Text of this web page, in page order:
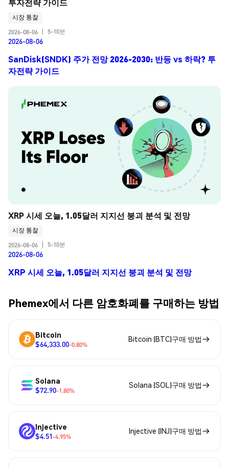
투자전략 가이드
시장 통찰
2026-08-06
5-10분
2026-08-06
SanDisk(SNDK) 주가 전망 2026-2030: 반등 vs 하락? 투
자전략 가이드
XRP 시세 오늘, 1.05달러 지지선 붕괴 분석 및 전망
시장 통찰
2026-08-06
5-10분
2026-08-06
XRP 시세 오늘, 1.05달러 지지선 붕괴 분석 및 전망
Phemex에서 다른 암호화폐를 구매하는 방법
Bitcoin
$64,333.00-0.80%
Bitcoin (BTC)구매 방법
Solana
$72.90-1.80%
Solana (SOL)구매 방법
Injective
$4.51-4.95%
Injective (INJ)구매 방법